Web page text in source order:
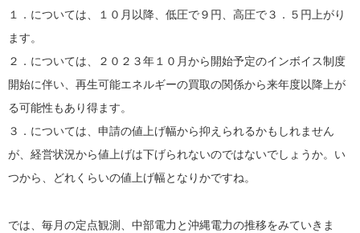
１．については、１０月以降、低圧で９円、高圧で３．５円上がり
ます。
２．については、２０２３年１０月から開始予定のインボイス制度
開始に伴い、再生可能エネルギーの買取の関係から来年度以降上が
る可能性もあり得ます。
３．については、申請の値上げ幅から抑えられるかもしれません
が、経営状況から値上げは下げられないのではないでしょうか。い
つから、どれくらいの値上げ幅となりかですね。
では、毎月の定点観測、中部電力と沖縄電力の推移をみていきま